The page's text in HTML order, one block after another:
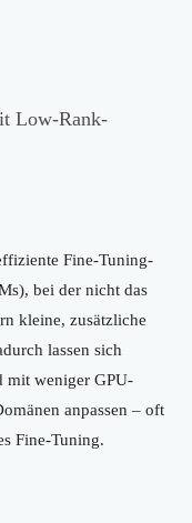
Low-Rank-
Fine-Tuning-
bei der nicht das
kleine, zusätzliche
lassen sich
mit weniger GPU-
anpassen – oft
Fine-Tuning.